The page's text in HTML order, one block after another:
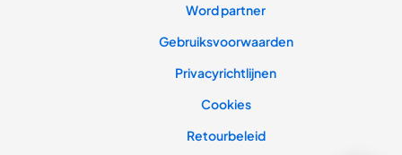
Word partner
Gebruiksvoorwaarden
Privacyrichtlijnen
Cookies
Retourbeleid